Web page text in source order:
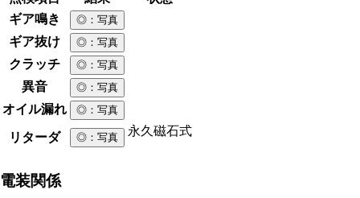
ギア鳴き
◎ ：写真
ギア抜け ◎ ：写真
クラッチ ◎ ：写真
異音 ◎ ：写真
オイル漏れ ◎ ：写真
リターダ ◎ ：写真 永久磁石式
電装関係